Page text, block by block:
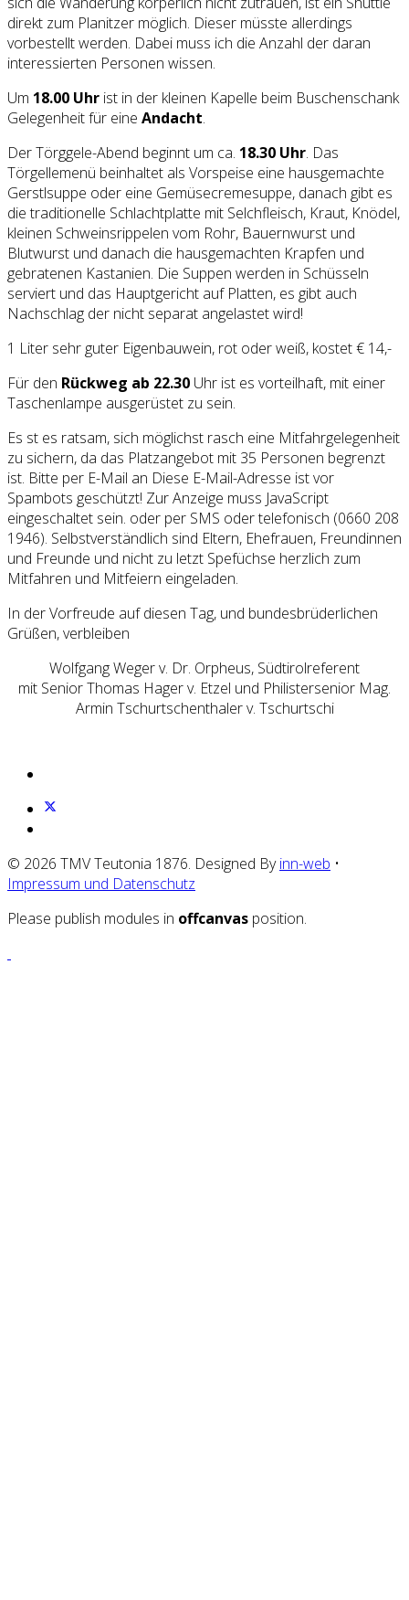
direkt zum Planitzer möglich. Dieser müsste allerdings
vorbestellt werden. Dabei muss ich die Anzahl der daran
interessierten Personen wissen.
Um 18.00 Uhr ist in der kleinen Kapelle beim Buschenschank
Gelegenheit für eine Andacht.
Der Törggele-Abend beginnt um ca. 18.30 Uhr. Das
Törgellemenü beinhaltet als Vorspeise eine hausgemachte
Gerstlsuppe oder eine Gemüsecremesuppe, danach gibt es
die traditionelle Schlachtplatte mit Selchfleisch, Kraut, Knödel,
kleinen Schweinsrippelen vom Rohr, Bauernwurst und
Blutwurst und danach die hausgemachten Krapfen und
gebratenen Kastanien. Die Suppen werden in Schüsseln
serviert und das Hauptgericht auf Platten, es gibt auch
Nachschlag der nicht separat angelastet wird!
1 Liter sehr guter Eigenbauwein, rot oder weiß, kostet € 14,-
Für den Rückweg ab 22.30 Uhr ist es vorteilhaft, mit einer
Taschenlampe ausgerüstet zu sein.
Es st es ratsam, sich möglichst rasch eine Mitfahrgelegenheit
zu sichern, da das Platzangebot mit 35 Personen begrenzt
ist. Bitte per E-Mail an Diese E-Mail-Adresse ist vor
Spambots geschützt! Zur Anzeige muss JavaScript
eingeschaltet sein. oder per SMS oder telefonisch (0660 208
1946). Selbstverständlich sind Eltern, Ehefrauen, Freundinnen
und Freunde und nicht zu letzt Spefüchse herzlich zum
Mitfahren und Mitfeiern eingeladen.
In der Vorfreude auf diesen Tag, und bundesbrüderlichen
Grüßen, verbleiben
Wolfgang Weger v. Dr. Orpheus, Südtirolreferent
mit Senior Thomas Hager v. Etzel und Philistersenior Mag.
Armin Tschurtschenthaler v. Tschurtschi
© 2026 TMV Teutonia 1876. Designed Byinn-web •
Impressum und Datenschutz
Please publish modules in offcanvas position.